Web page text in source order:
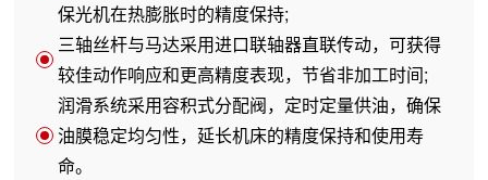
保光机在热膨胀时的精度保持;
三轴丝杆与马达采用进口联轴器直联传动，可获得
较佳动作响应和更高精度表现，节省非加工时间;
润滑系统采用容积式分配阀，定时定量供油，确保
油膜稳定均匀性，延长机床的精度保持和使用寿
命。